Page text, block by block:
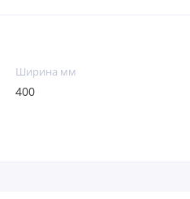
Ширина мм
400